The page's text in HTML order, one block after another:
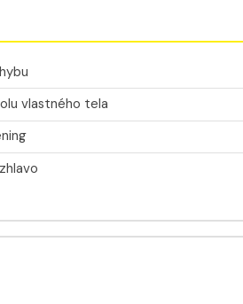
vlastného tela